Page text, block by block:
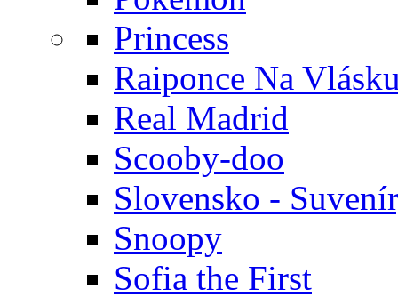
Princess
Raiponce Na
Real Madrid
Scooby-doo
Slovensko -
Snoopy
Sofia the First